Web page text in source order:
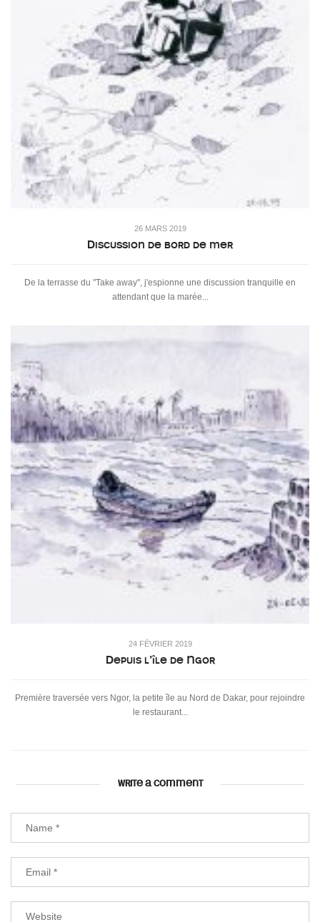
26 MARS 2019
Discussion de bord de mer
De la terrasse du "Take away", j'espionne une discussion tranquille en
attendant que la marée...
24 FÉVRIER 2019
Depuis l’île de Ngor
Première traversée vers Ngor, la petite île au Nord de Dakar, pour rejoindre
le restaurant...
WRITE A COMMENT